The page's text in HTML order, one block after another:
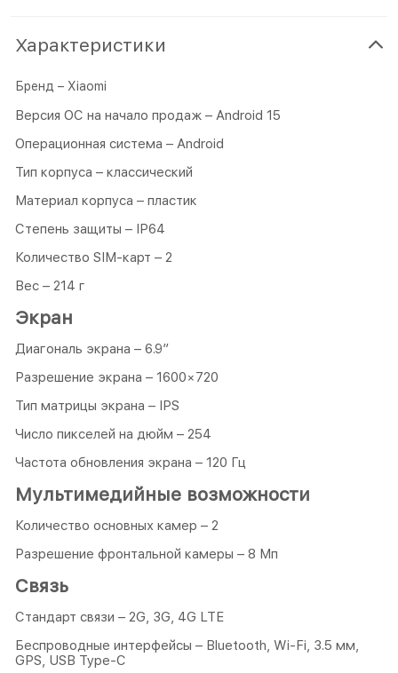
Характеристики
Бренд – Xiaomi
Версия ОС на начало продаж – Android 15
Операционная система – Android
Тип корпуса – классический
Материал корпуса – пластик
Степень защиты – IP64
Количество SIM-карт – 2
Вес – 214 г
Экран
Диагональ экрана – 6.9″
Разрешение экрана – 1600×720
Тип матрицы экрана – IPS
Число пикселей на дюйм – 254
Частота обновления экрана – 120 Гц
Мультимедийные возможности
Количество основных камер – 2
Разрешение фронтальной камеры – 8 Мп
Связь
Стандарт связи – 2G, 3G, 4G LTE
Беспроводные интерфейсы – Bluetooth, Wi-Fi, 3.5 мм,
GPS, USB Type-C